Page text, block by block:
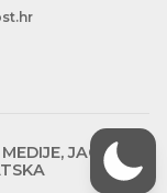
JAGIĆEVA